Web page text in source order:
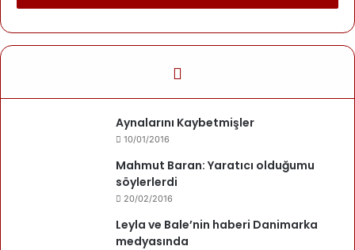
Yazarımız
Bayram Gezen
24/01/2007
Aynalarını Kaybetmişler
10/01/2016
Mahmut Baran: Yaratıcı olduğumu
söylerlerdi
20/02/2016
Leyla ve Bale’nin haberi Danimarka
medyasında